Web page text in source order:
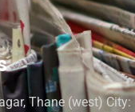
Thane (west) City: